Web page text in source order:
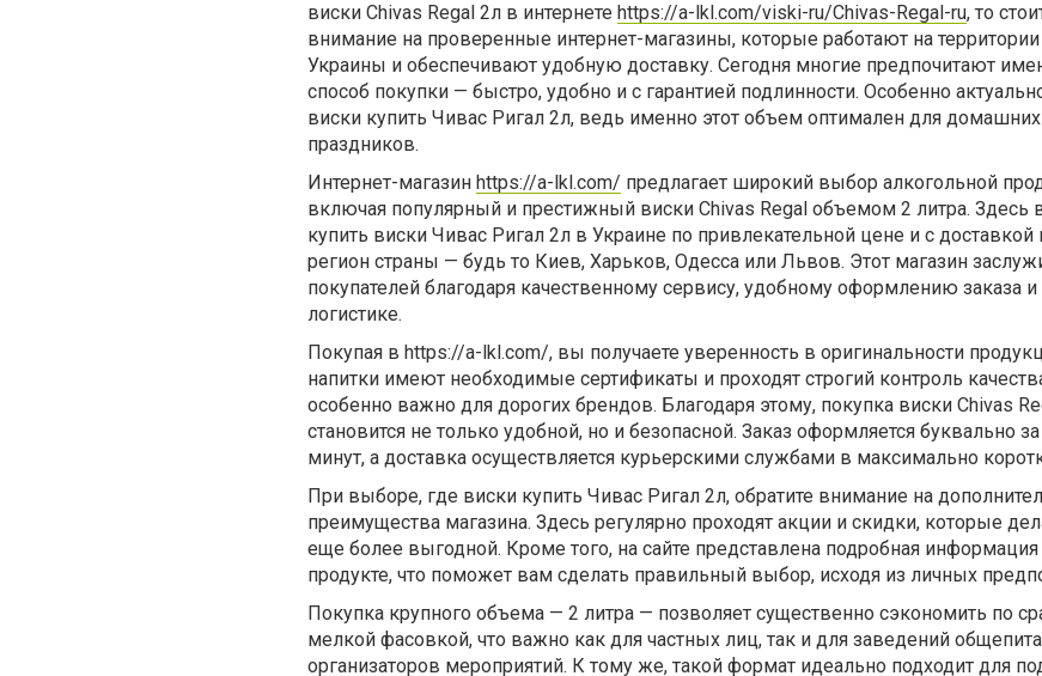
виски Chivas Regal 2л в интернете https://a-lkl.com/viski-ru/Chivas-Regal-ru, то
внимание на проверенные интернет-магазины, которые работают на
Украины и обеспечивают удобную доставку. Сегодня многие предпочитают
способ покупки — быстро, удобно и с гарантией подлинности. Особенно
виски купить Чивас Ригал 2л, ведь именно этот объем оптимален для
праздников.
Интернет-магазин https://a-lkl.com/ предлагает широкий выбор алкогольной
включая популярный и престижный виски Chivas Regal объемом 2 литра. Здесь
купить виски Чивас Ригал 2л в Украине по привлекательной цене и с
регион страны — будь то Киев, Харьков, Одесса или Львов. Этот магазин
покупателей благодаря качественному сервису, удобному оформлению заказа
логистике.
Покупая в https://a-lkl.com/, вы получаете уверенность в оригинальности
напитки имеют необходимые сертификаты и проходят строгий контроль
особенно важно для дорогих брендов. Благодаря этому, покупка виски Chivas
становится не только удобной, но и безопасной. Заказ оформляется буквально
минут, а доставка осуществляется курьерскими службами в максимально
При выборе, где виски купить Чивас Ригал 2л, обратите внимание на
преимущества магазина. Здесь регулярно проходят акции и скидки, которые
еще более выгодной. Кроме того, на сайте представлена подробная
продукте, что поможет вам сделать правильный выбор, исходя из личных
Покупка крупного объема — 2 литра — позволяет существенно сэкономить по
мелкой фасовкой, что важно как для частных лиц, так и для заведений
организаторов мероприятий. К тому же, такой формат идеально подходит для